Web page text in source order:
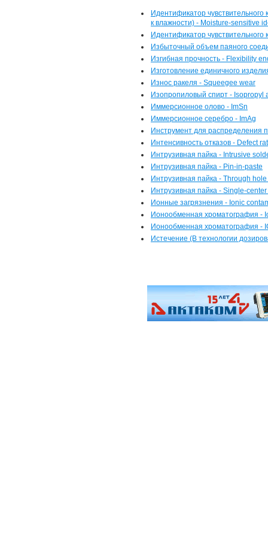
Идентификатор чувствительного
к влажности) - Moisture-sensitive
Идентификатор
Избыточный объем паяного
Изгибная прочность - Flexibility
Изготовление единичного
Износ ракеля - Squeegee wear
Изопропиловый спирт - Isopropyl
Иммерсионное олово - ImSn
Иммерсионное серебро - ImAg
Инструмент для распределения
Интенсивность отказов - Defect
Интрузивная пайка - Intrusive
Интрузивная пайка - Pin-in-paste
Интрузивная пайка - Through
Интрузивная пайка - Single-
Ионные загрязнения - Ionic
Ионообменная хроматография -
Ионообменная хроматография -
Истечение (В технологии